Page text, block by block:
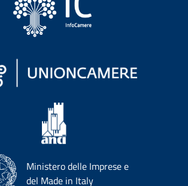
Ministero delle Imprese e
del Made in Italy